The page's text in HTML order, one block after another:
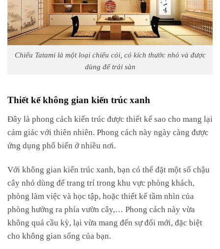
Chiếu Tatami là một loại chiếu cói, có kích thước nhỏ và được
dùng để trải sàn
Thiết kế không gian kiến trúc xanh
Đây là phong cách kiến trúc được thiết kế sao cho mang lại
cảm giác với thiên nhiên. Phong cách này ngày càng được
ứng dụng phổ biến ở nhiều nơi.
Với không gian kiến trúc xanh, bạn có thể đặt một số chậu
cây nhỏ dùng để trang trí trong khu vực phòng khách,
phòng làm việc và học tập, hoặc thiết kế tầm nhìn của
phòng hướng ra phía vườn cây,… Phong cách này vừa
không quá cầu kỳ, lại vừa mang đến sự đổi mới, đặc biệt
cho không gian sống của bạn.